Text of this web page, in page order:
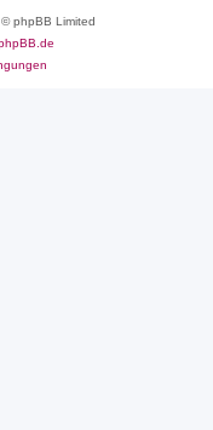
phpBB Limited